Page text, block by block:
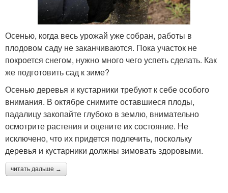
Осенью, когда весь урожай уже собран, работы в
плодовом саду не заканчиваются. Пока участок не
покроется снегом, нужно много чего успеть сделать. Как
же подготовить сад к зиме?
Осенью деревья и кустарники требуют к себе особого
внимания. В октябре снимите оставшиеся плоды,
падалицу закопайте глубоко в землю, внимательно
осмотрите растения и оцените их состояние. Не
исключено, что их придется подлечить, поскольку
деревья и кустарники должны зимовать здоровыми.
читать дальше →